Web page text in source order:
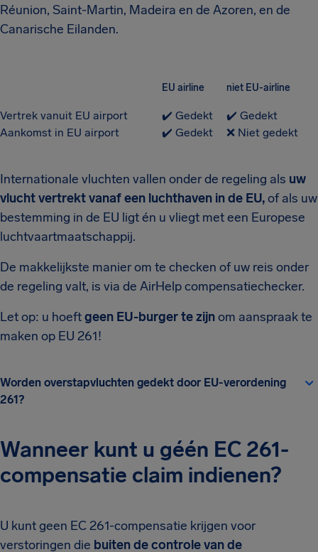
Réunion, Saint-Martin, Madeira en de Azoren, en de
Canarische Eilanden.
EU airline niet EU-airline
Vertrek vanuit EU airport ✔️ Gedekt
✔️ Gedekt
Aankomst in EU airport
✔️ Gedekt ❌ Niet gedekt
Internationale vluchten vallen onder de regeling als uw
vlucht vertrekt vanaf een luchthaven in de EU,of als uw
bestemming in de EU ligt én u vliegt met een Europese
luchtvaartmaatschappij.
De makkelijkste manier om te checken of uw reis onder
de regeling valt, is via de AirHelp compensatiechecker.
Let op: u hoeftgeen EU-burger te zijnom aanspraak te
maken op EU 261!
Worden overstapvluchten gedekt door EU-verordening
261?
Wanneer kunt u géén EC 261-
compensatie claim indienen?
U kunt geen EC 261-compensatie krijgen voor
verstoringen die buiten de controle van de